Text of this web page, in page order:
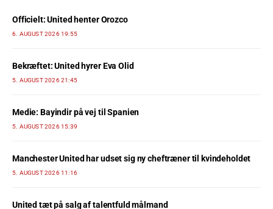
Officielt: United henter Orozco
6. AUGUST 2026 19:55
Bekræftet: United hyrer Eva Olid
5. AUGUST 2026 21:45
Medie: Bayindir på vej til Spanien
5. AUGUST 2026 15:39
Manchester United har udset sig ny cheftræner til kvindeholdet
5. AUGUST 2026 11:16
United tæt på salg af talentfuld målmand